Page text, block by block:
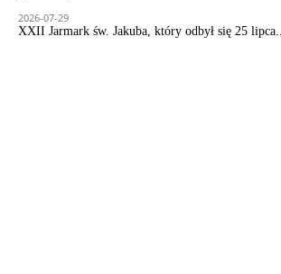
2026-07-29
XXII Jarmark św. Jakuba, który odbył się 25 lipca...